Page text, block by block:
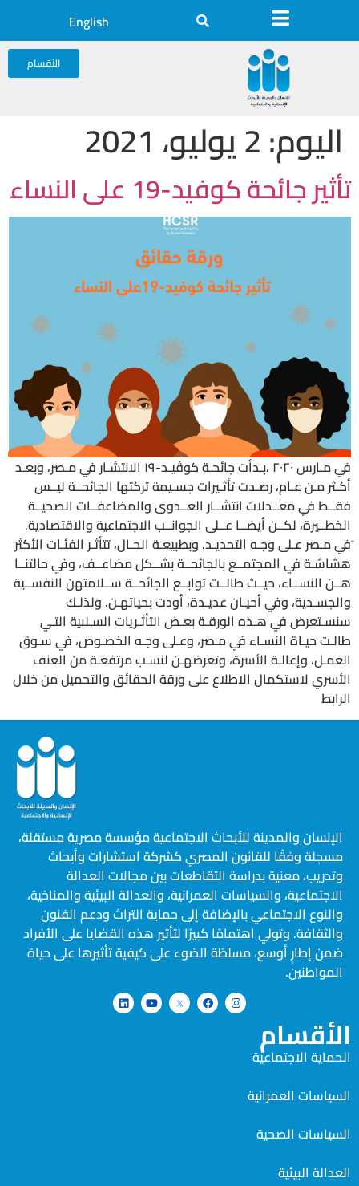
English
الأقسام
اليوم:2 يوليو، 2021
تأثير جائحة كوفيد-19 على النساء
في مـارس ٢٠٢٠ ،بـدأت جائحـة كوڤيـد-١٩ الانتشـار في مـصر، وبعـد
أكـثر مـن عـام، رصـدت تأثـيرات جسـيمة تركتها الجائحــة ليــس
فقــط في معــدلات انتشــار العــدوى والمضاعفــات الصحيــة
الخطــيرة، لكــن أيضــا عــلى الجوانــب الاجتماعية والاقتصادية.
ًفي مـصر عـلى وجـه التحديـد. وبطبيعـة الحـال، تتأثـر الفئـات الأكثر
هشاشـة في المجتمــع بالجائحــة بشــكل مضاعــف، وفي حالتنــا
هــن النســاء، حيــث طالــت توابــع الجائحــة ســلامتهن النفســية
والجسـدية، وفي أحيـان عديـدة، أودت بحياتهـن. ولذلـك
سنسـتعرض في هـذه الورقـة بعـض التأثـريات السـلبية التـي
طالـت حيـاة النسـاء في مـصر، وعـلى وجـه الخصـوص، في سـوق
العمـل، وإعالـة الأسرة، وتعرضهـن لنسـب مرتفعـة من العنف
الأسري لاستكمال الاطلاع على ورقة الحقائق والتحميل من خلال
الرابط
الإنسان والمدينة للأبحاث الاجتماعية مؤسسة مصرية مستقلة،
مسجلة وفقًا للقانون المصري كشركة استشارات وأبحاث
وتدريب، معنية بدراسة التقاطعات بين مجالات العدالة
الاجتماعية، والسياسات العمرانية، والعدالة البيئية والمناخية،
والنوع الاجتماعي بالإضافة إلى حماية التراث ودعم الفنون
والثقافة. وتولي اهتمامًا كبيرًا لتأثير هذه القضايا على الأفراد
ضمن إطارٍ أوسع، مسلطًة الضوء على كيفية تأثيرها على حياة
المواطنين.
الأقسام
الحماية الاجتماعية
السياسات العمرانية
السياسات الصحية
العدالة البيئية